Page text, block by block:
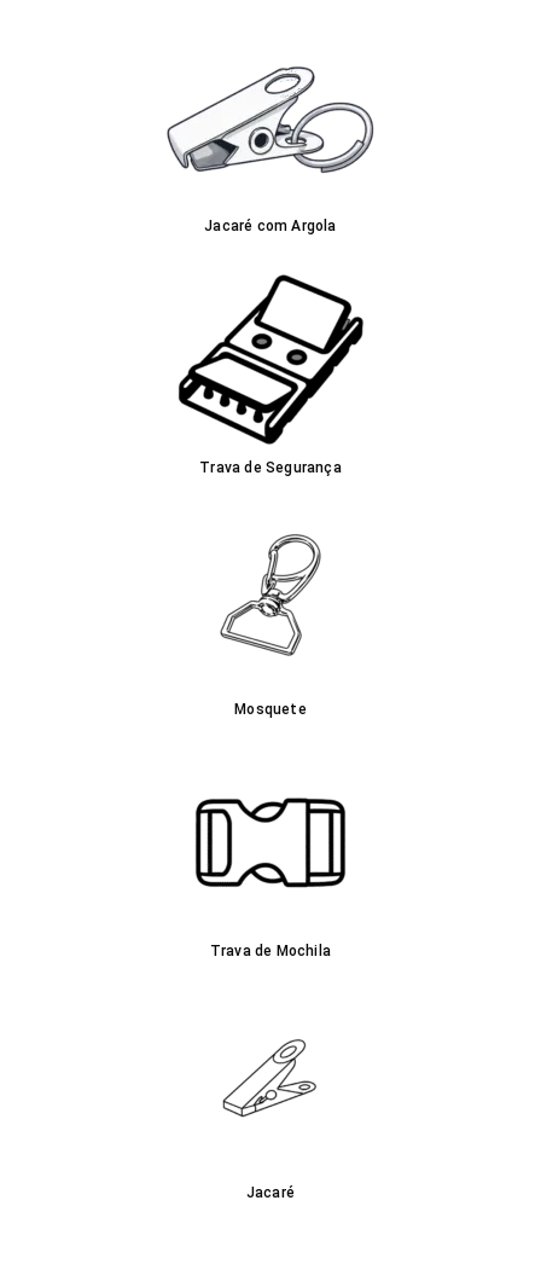
Jacaré com Argola
Trava de Segurança
Mosquete
Trava de Mochila
Jacaré